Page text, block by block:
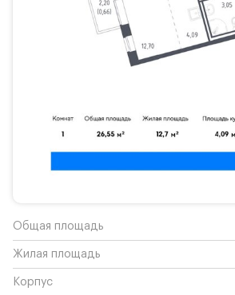
Общая площадь
Жилая площадь
Корпус